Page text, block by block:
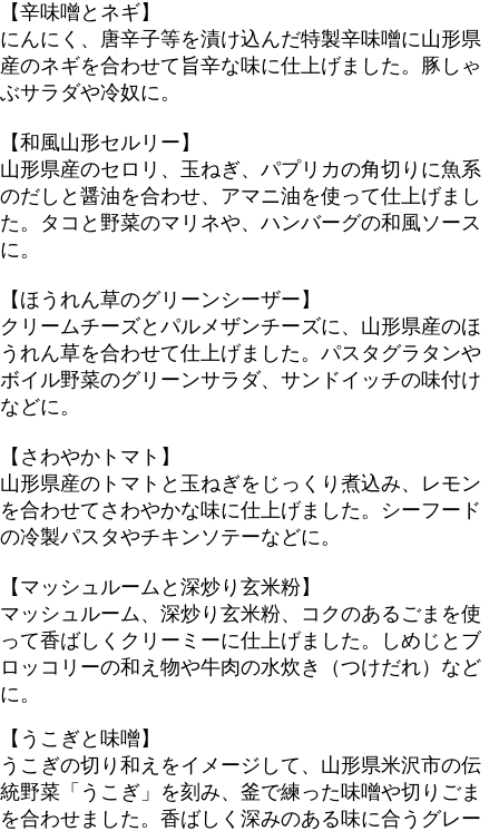
【辛味噌とネギ】
にんにく、唐辛子等を漬け込んだ特製辛味噌に山形県
産のネギを合わせて旨辛な味に仕上げました。豚しゃ
ぶサラダや冷奴に。
【和風山形セルリー】
山形県産のセロリ、玉ねぎ、パプリカの角切りに魚系
のだしと醤油を合わせ、アマニ油を使って仕上げまし
た。タコと野菜のマリネや、ハンバーグの和風ソース
に。
【ほうれん草のグリーンシーザー】
クリームチーズとパルメザンチーズに、山形県産のほ
うれん草を合わせて仕上げました。パスタグラタンや
ボイル野菜のグリーンサラダ、サンドイッチの味付け
などに。
【さわやかトマト】
山形県産のトマトと玉ねぎをじっくり煮込み、レモン
を合わせてさわやかな味に仕上げました。シーフード
の冷製パスタやチキンソテーなどに。
【マッシュルームと深炒り玄米粉】
マッシュルーム、深炒り玄米粉、コクのあるごまを使
って香ばしくクリーミーに仕上げました。しめじとブ
ロッコリーの和え物や牛肉の水炊き（つけだれ）など
に。
【うこぎと味噌】
うこぎの切り和えをイメージして、山形県米沢市の伝
統野菜「うこぎ」を刻み、釜で練った味噌や切りごま
を合わせました。香ばしく深みのある味に合うグレー